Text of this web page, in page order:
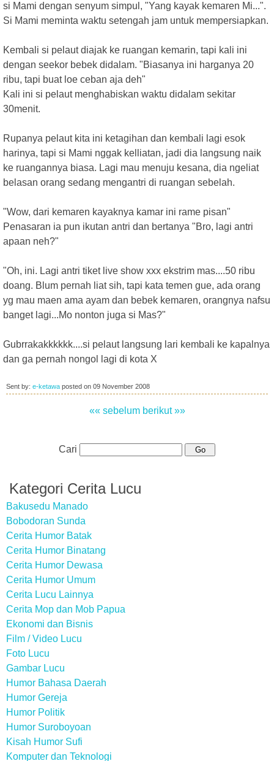
si Mami dengan senyum simpul, "Yang kayak kemaren Mi...".
Si Mami meminta waktu setengah jam untuk mempersiapkan.
Kembali si pelaut diajak ke ruangan kemarin, tapi kali ini
dengan seekor bebek didalam. "Biasanya ini harganya 20
ribu, tapi buat loe ceban aja deh"
Kali ini si pelaut menghabiskan waktu didalam sekitar
30menit.
Rupanya pelaut kita ini ketagihan dan kembali lagi esok
harinya, tapi si Mami nggak kelliatan, jadi dia langsung naik
ke ruangannya biasa. Lagi mau menuju kesana, dia ngeliat
belasan orang sedang mengantri di ruangan sebelah.
"Wow, dari kemaren kayaknya kamar ini rame pisan"
Penasaran ia pun ikutan antri dan bertanya "Bro, lagi antri
apaan neh?"
"Oh, ini. Lagi antri tiket live show xxx ekstrim mas....50 ribu
doang. Blum pernah liat sih, tapi kata temen gue, ada orang
yg mau maen ama ayam dan bebek kemaren, orangnya nafsu
banget lagi...Mo nonton juga si Mas?"
Gubrrakakkkkkk....si pelaut langsung lari kembali ke kapalnya
dan ga pernah nongol lagi di kota X
Sent by: e-ketawa posted on 09 November 2008
«« sebelum berikut »»
Cari
Kategori Cerita Lucu
Bakusedu Manado
Bobodoran Sunda
Cerita Humor Batak
Cerita Humor Binatang
Cerita Humor Dewasa
Cerita Humor Umum
Cerita Lucu Lainnya
Cerita Mop dan Mob Papua
Ekonomi dan Bisnis
Film / Video Lucu
Foto Lucu
Gambar Lucu
Humor Bahasa Daerah
Humor Gereja
Humor Politik
Humor Suroboyoan
Kisah Humor Sufi
Komputer dan Teknologi